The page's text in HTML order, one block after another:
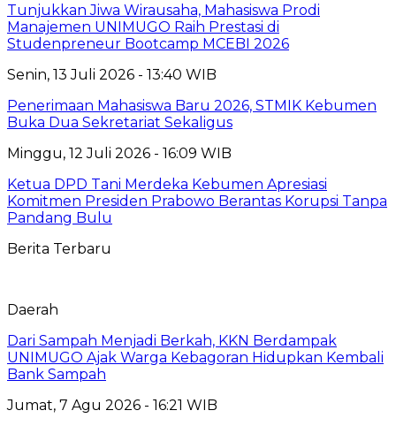
Tunjukkan Jiwa Wirausaha, Mahasiswa Prodi
Manajemen UNIMUGO Raih Prestasi di
Studenpreneur Bootcamp MCEBI 2026
Senin, 13 Juli 2026 - 13:40 WIB
Penerimaan Mahasiswa Baru 2026, STMIK Kebumen
Buka Dua Sekretariat Sekaligus
Minggu, 12 Juli 2026 - 16:09 WIB
Ketua DPD Tani Merdeka Kebumen Apresiasi
Komitmen Presiden Prabowo Berantas Korupsi Tanpa
Pandang Bulu
Berita Terbaru
Daerah
Dari Sampah Menjadi Berkah, KKN Berdampak
UNIMUGO Ajak Warga Kebagoran Hidupkan Kembali
Bank Sampah
Jumat, 7 Agu 2026 - 16:21 WIB